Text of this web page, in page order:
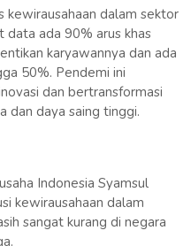
kewirausahaan dalam sektor
data ada 90% arus khas
karyawannya dan ada
50%. Pendemi ini
dan bertransformasi
dan daya saing tinggi.
Indonesia Syamsul
kewirausahaan dalam
sangat kurang di negara